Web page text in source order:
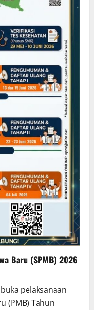
Baru (SPMB) 2026
pelaksanaan
(PMB) Tahun